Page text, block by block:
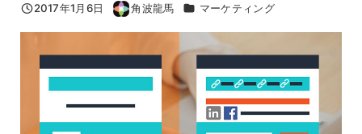
投稿日
2017年1月6日
著
者
角波龍馬 カテゴリー
マーケティング